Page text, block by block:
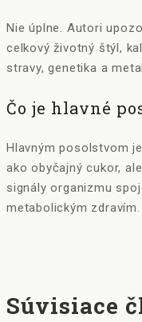
Nie úplne. Autori
celkový životný štýl,
stravy, genetika a
Čo je hlavné
Hlavným posolstvom
ako obyčajný cukor,
signály organizmu
metabolickým zdravím.
Súvisiace